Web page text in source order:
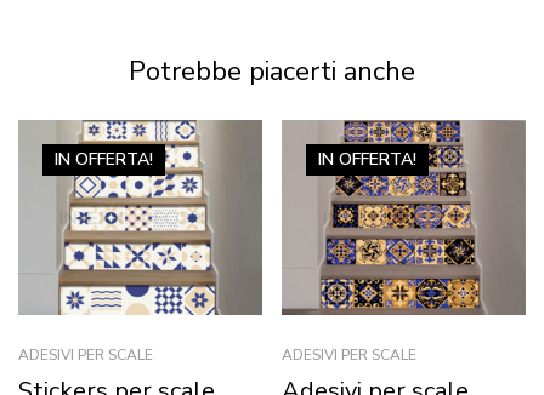
Potrebbe piacerti anche
IN OFFERTA!
ADESIVI PER SCALE
IN OFFERTA!
ADESIVI PER SCALE